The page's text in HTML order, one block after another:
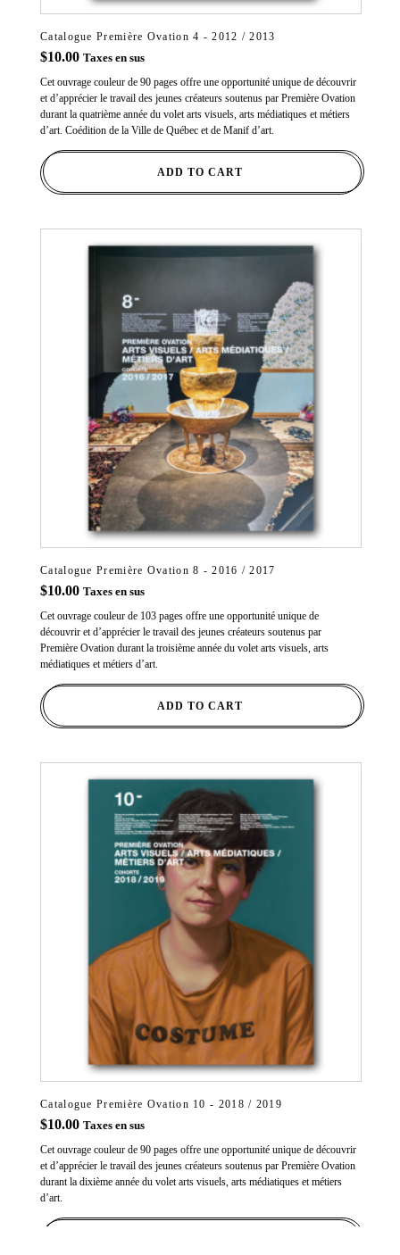
Catalogue Première Ovation 4 - 2012 / 2013
$10.00 Taxes en sus
Cet ouvrage couleur de 90 pages offre une opportunité unique de découvrir
et d’apprécier le travail des jeunes créateurs soutenus par Première Ovation
durant la quatrième année du volet arts visuels, arts médiatiques et métiers
d’art. Coédition de la Ville de Québec et de Manif d’art.
ADD TO CART
Catalogue Première Ovation 8 - 2016 / 2017
$10.00 Taxes en sus
Cet ouvrage couleur de 103 pages offre une opportunité unique de
découvrir et d’apprécier le travail des jeunes créateurs soutenus par
Première Ovation durant la troisième année du volet arts visuels, arts
médiatiques et métiers d’art.
ADD TO CART
Catalogue Première Ovation 10 - 2018 / 2019
$10.00 Taxes en sus
Cet ouvrage couleur de 90 pages offre une opportunité unique de découvrir
et d’apprécier le travail des jeunes créateurs soutenus par Première Ovation
durant la dixième année du volet arts visuels, arts médiatiques et métiers
d’art.